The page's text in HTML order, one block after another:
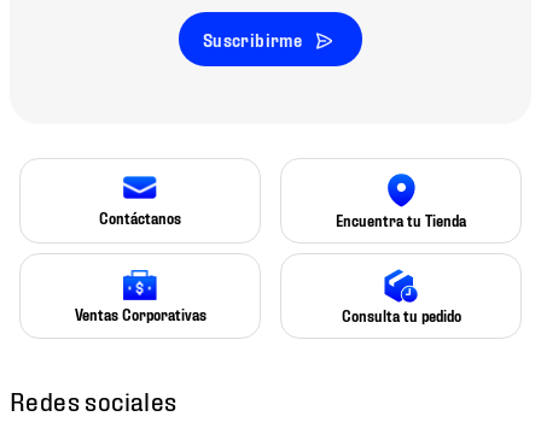
Suscribirme
Contáctanos Encuentra tu Tienda
Ventas Corporativas Consulta tu pedido
Redes sociales